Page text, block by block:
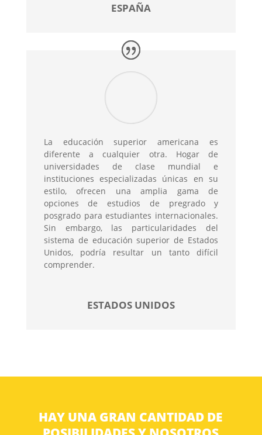
ESPAÑA
La educación superior americana es
diferente a cualquier otra. Hogar de
universidades de clase mundial e
instituciones especializadas únicas en su
estilo, ofrecen una amplia gama de
opciones de estudios de pregrado y
posgrado para estudiantes internacionales.
Sin embargo, las particularidades del
sistema de educación superior de Estados
Unidos, podría resultar un tanto difícil
comprender.
ESTADOS UNIDOS
HAY UNA GRAN CANTIDAD DE